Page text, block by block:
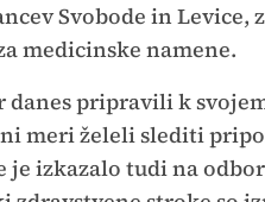
Svobode in
medicinske namene.
danes pripravili k
meri želeli slediti
je izkazalo tudi na